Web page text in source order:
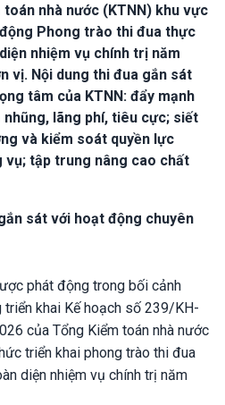
nhà nước (KTNN) khu vực
Phong trào thi đua thực
nhiệm vụ chính trị năm
vị. Nội dung thi đua gắn sát
tâm của KTNN: đẩy mạnh
lãng phí, tiêu cực; siết
và kiểm soát quyền lực
tập trung nâng cao chất
sát với hoạt động chuyên
phát động trong bối cảnh
triển khai Kế hoạch số 239/KH-
của Tổng Kiểm toán nhà nước
triển khai phong trào thi đua
diện nhiệm vụ chính trị năm